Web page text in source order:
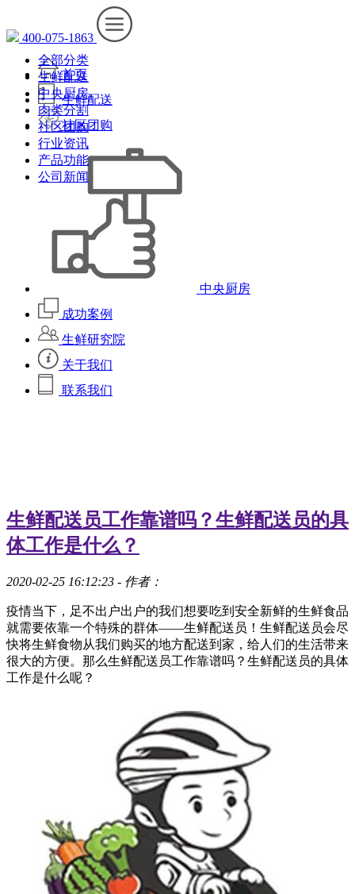
400-075-1863
首页
生鲜配送
社区团购
中央厨房
成功案例
生鲜研究院
关于我们
联系我们
全部分类
生鲜配送
中央厨房
肉类分割
社区团购
行业资讯
产品功能
公司新闻
生鲜配送员工作靠谱吗？生鲜配送员的具
体工作是什么？
2020-02-25 16:12:23 - 作者：
疫情当下，足不出户出户的我们想要吃到安全新鲜的生鲜食品
就需要依靠一个特殊的群体——生鲜配送员！生鲜配送员会尽
快将生鲜食物从我们购买的地方配送到家，给人们的生活带来
很大的方便。那么生鲜配送员工作靠谱吗？生鲜配送员的具体
工作是什么呢？